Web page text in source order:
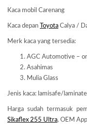
Kaca mobil Carenang
Kaca depan Toyota Calya /
Merk kaca yang tersedia:
AGC Automotive –
Asahimas
Mulia Glass
Jenis kaca: lamisafe/
Harga sudah termasuk
Sikaflex 255 Ultra, OEM